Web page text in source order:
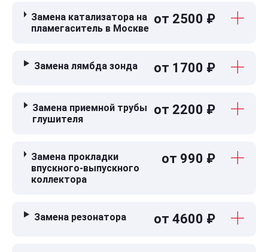
Замена катализатора на
пламегаситель в Москве
от 2500 ₽
Замена лямбда зонда от 1700 ₽
Замена приемной трубы
глушителя
от 2200 ₽
Замена прокладки
впускного-выпускного
коллектора
от 990 ₽
Замена резонатора от 4600 ₽